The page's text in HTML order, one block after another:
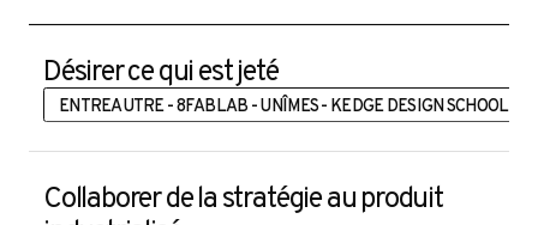
Désirer ce qui est jeté
ENTREAUTRE - 8FABLAB - UNÎMES - KEDGE DESIGN SCHOOL
Collaborer de la stratégie au produit